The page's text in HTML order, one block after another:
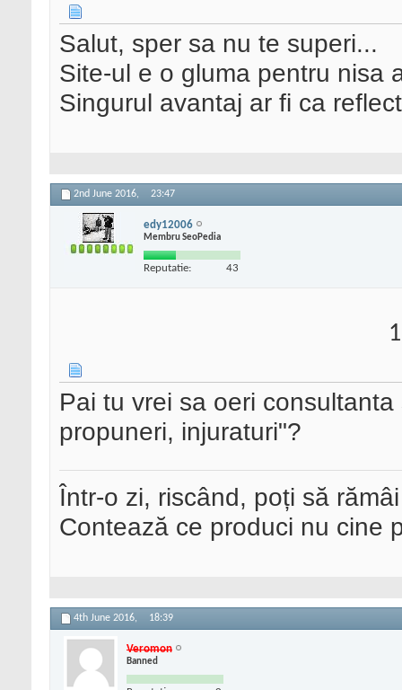
Salut, sper sa nu te superi...
Site-ul e o gluma pentru nisa
Singurul avantaj ar fi ca
2nd June 2016, 23:47
edy12006
Membru SeoPedia
Reputatie: 43
Pai tu vrei sa oeri
propuneri, injuraturi"?
Într-o zi, riscând, poți să
Contează ce produci nu cine
4th June 2016, 18:39
Veromon
Banned